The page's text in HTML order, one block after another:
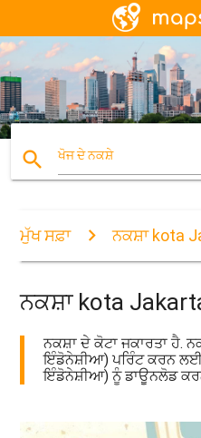
search ਖੋਜ ਦੇ ਨਕਸ਼ੇ
ਮੁੱਖ ਸਫ਼ਾ ਨਕਸ਼ਾ kota
ਨਕਸ਼ਾ kota
ਨਕਸ਼ਾ ਦੇ ਕੋਟਾ ਜਕਾਰਤਾ ਹੈ.
ਇੰਡੋਨੇਸ਼ੀਆ) ਪਰਿੰਟ ਕਰਨ ਲਈ.
ਇੰਡੋਨੇਸ਼ੀਆ) ਨੂੰ ਡਾਊਨਲੋਡ